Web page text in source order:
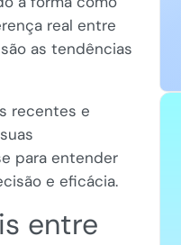
real entre
as tendências
recentes e
para entender
e eficácia.
entre